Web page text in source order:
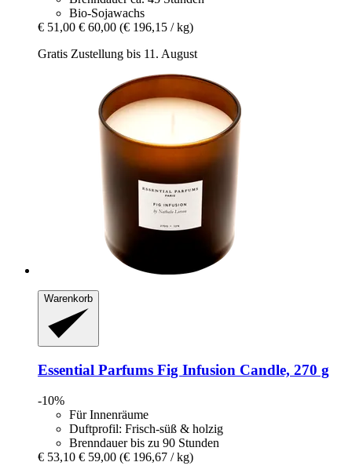
Bio-Sojawachs
€ 51,00 € 60,00 (€ 196,15 / kg)
Gratis Zustellung bis 11. August
Warenkorb
Essential Parfums Fig Infusion Candle, 270 g
-10%
Für Innenräume
Duftprofil: Frisch-süß & holzig
Brenndauer bis zu 90 Stunden
€ 53,10 € 59,00 (€ 196,67 / kg)